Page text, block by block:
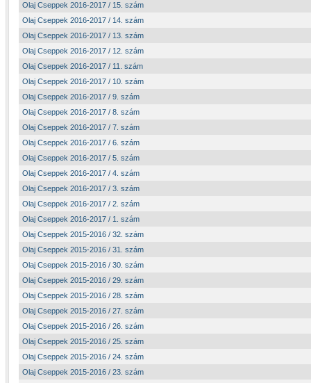
Olaj Cseppek 2016-2017 / 15. szám
Olaj Cseppek 2016-2017 / 14. szám
Olaj Cseppek 2016-2017 / 13. szám
Olaj Cseppek 2016-2017 / 12. szám
Olaj Cseppek 2016-2017 / 11. szám
Olaj Cseppek 2016-2017 / 10. szám
Olaj Cseppek 2016-2017 / 9. szám
Olaj Cseppek 2016-2017 / 8. szám
Olaj Cseppek 2016-2017 / 7. szám
Olaj Cseppek 2016-2017 / 6. szám
Olaj Cseppek 2016-2017 / 5. szám
Olaj Cseppek 2016-2017 / 4. szám
Olaj Cseppek 2016-2017 / 3. szám
Olaj Cseppek 2016-2017 / 2. szám
Olaj Cseppek 2016-2017 / 1. szám
Olaj Cseppek 2015-2016 / 32. szám
Olaj Cseppek 2015-2016 / 31. szám
Olaj Cseppek 2015-2016 / 30. szám
Olaj Cseppek 2015-2016 / 29. szám
Olaj Cseppek 2015-2016 / 28. szám
Olaj Cseppek 2015-2016 / 27. szám
Olaj Cseppek 2015-2016 / 26. szám
Olaj Cseppek 2015-2016 / 25. szám
Olaj Cseppek 2015-2016 / 24. szám
Olaj Cseppek 2015-2016 / 23. szám